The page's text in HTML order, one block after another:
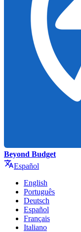
Beyond Budget
Español
English
Português
Deutsch
Español
Français
Italiano